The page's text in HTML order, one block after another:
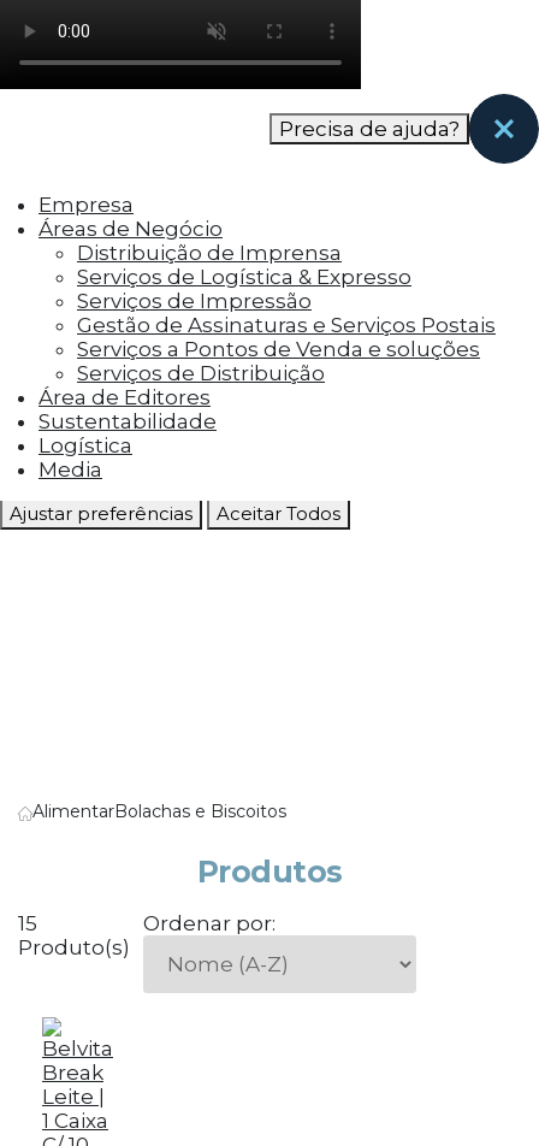
como os visitantes interagem com o site. Esses
cookies ajudam a fornecer informações sobre
as métricas do número de visitantes, taxa de
rejeição, origem do tráfego, etc.
funcionalidades, como compartilhar o
conteúdo do site em plataformas de social
media, coletar feedbacks e outros recursos de
terceiros.
Cookies Marketing
Os cookies de marketing são usados para
entregar aos visitantes anúncios
personalizados com base nas páginas que eles
visitaram antes e analisar a eficácia da
campanha publicitária.
Ajustar preferências Aceitar Todos
Precisa de ajuda?
Empresa
Áreas de Negócio
Distribuição de Imprensa
Serviços de Logística & Expresso
Serviços de Impressão
Gestão de Assinaturas e Serviços Postais
Serviços a Pontos de Venda e soluções
Serviços de Distribuição
Área de Editores
Sustentabilidade
Logística
Media
AlimentarBolachas e Biscoitos
Produtos
15
Produto(s)
Ordenar por: